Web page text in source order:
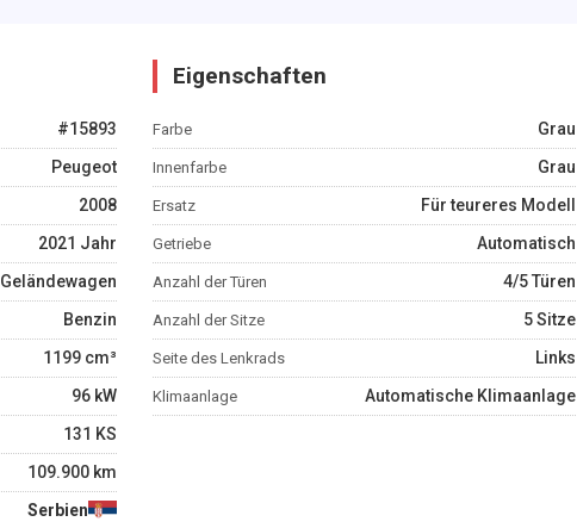
#15893
Peugeot
2008
2021 Jahr
Geländewagen
Benzin
1199 cm³
96 kW
131 KS
109.900 km
Serbien
Eigenschaften
Farbe Grau
Innenfarbe Grau
Ersatz Für teureres Modell
Getriebe Automatisch
Anzahl der Türen 4/5 Türen
Anzahl der Sitze 5 Sitze
Seite des Lenkrads Links
Klimaanlage Automatische Klimaanlage